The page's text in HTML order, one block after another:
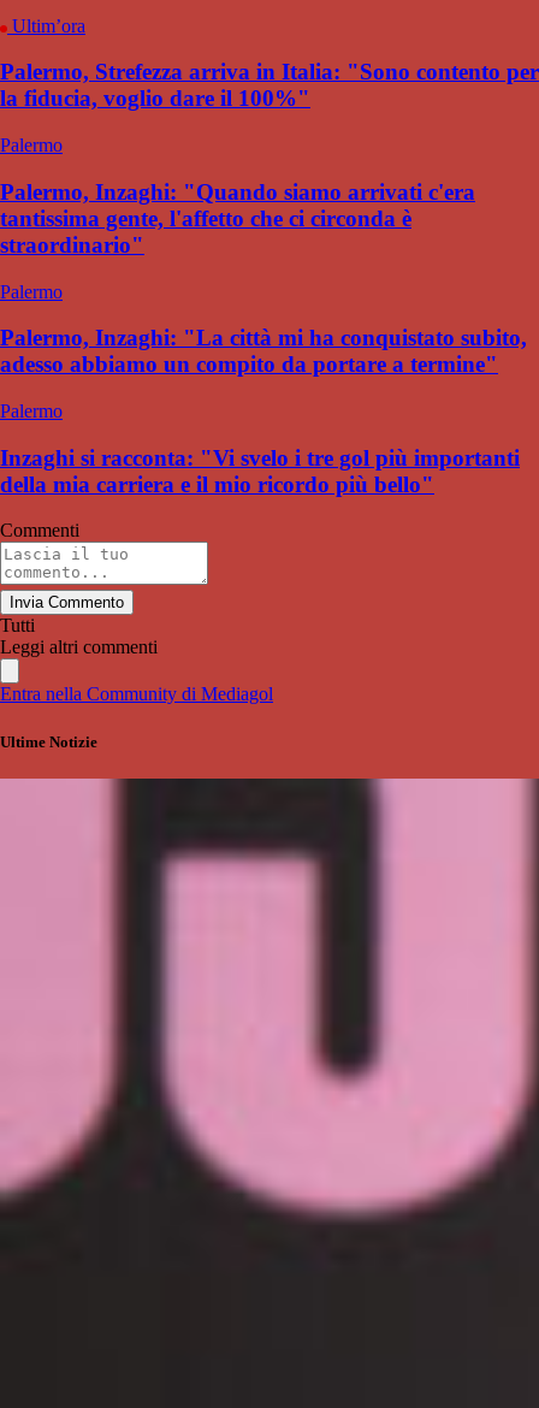
Ultim’ora
Palermo, Strefezza arriva in Italia: "Sono contento per
la fiducia, voglio dare il 100%"
Palermo
Palermo, Inzaghi: "Quando siamo arrivati c'era
tantissima gente, l'affetto che ci circonda è
straordinario"
Palermo
Palermo, Inzaghi: "La città mi ha conquistato subito,
adesso abbiamo un compito da portare a termine"
Palermo
Inzaghi si racconta: "Vi svelo i tre gol più importanti
della mia carriera e il mio ricordo più bello"
Commenti
Invia Commento
Tutti
Leggi altri commenti
Entra nella Community di Mediagol
Ultime Notizie